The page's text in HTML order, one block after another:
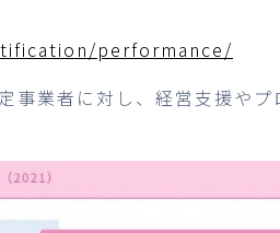
performance/
事業者に対し、経営支援や